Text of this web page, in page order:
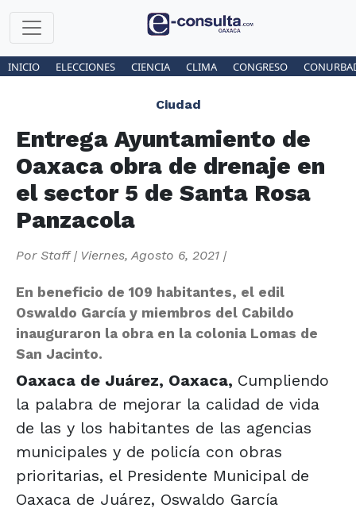
INICIO ELECCIONES CIENCIA CLIMA CONGRESO
Ciudad
Entrega Ayuntamiento de
Oaxaca obra de drenaje en
el sector 5 de Santa Rosa
Panzacola
Por Staff| Viernes, Agosto 6, 2021 |
En beneficio de 109 habitantes, el edil
Oswaldo García y miembros del Cabildo
inauguraron la obra en la colonia Lomas de
San Jacinto.
Oaxaca de Juárez, Oaxaca, Cumpliendo
la palabra de mejorar la calidad de vida
de las y los habitantes de las agencias
municipales y de policía con obras
prioritarias, el Presidente Municipal de
Oaxaca de Juárez, Oswaldo García